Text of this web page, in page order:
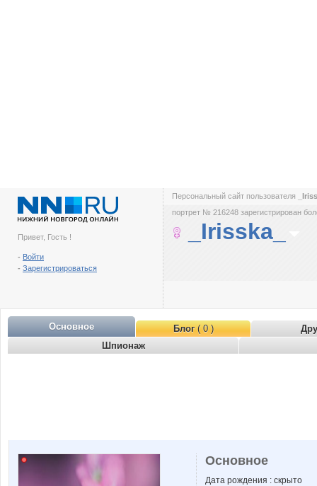
Привет, Гость !
- Войти
- Зарегистрироваться
Персональный сайт пользователя
портрет № 216248 зарегистрирован
_Irisska_
Основное Блог( 0 )
Шпионаж
Основное
Дата рождения : скрыто